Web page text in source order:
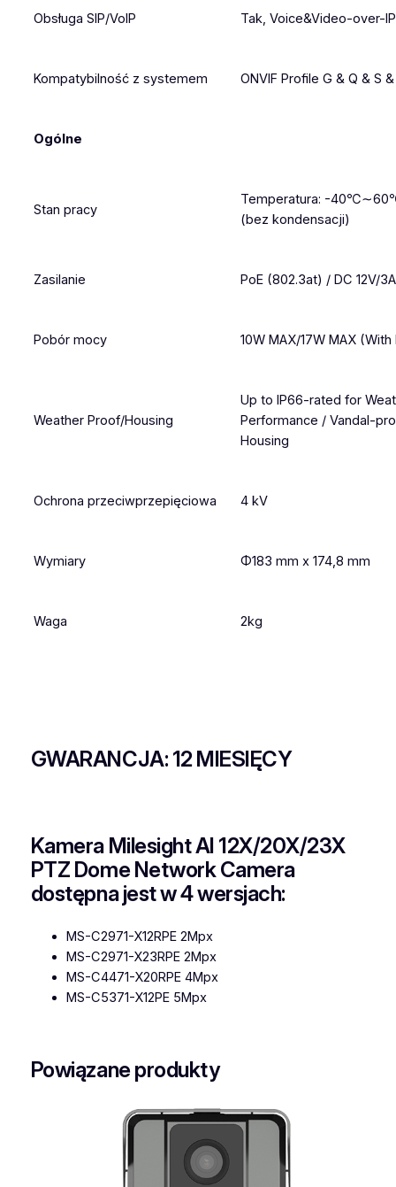
Obsługa SIP/VoIP Tak, Voice&Video-over-IP
Kompatybilność z systemem ONVIF Profile G & Q & S
Ogólne
Stan pracy
Temperatura: -
(bez kondensacji)
Zasilanie PoE (802.3at) / DC 12V/
Pobór mocy 10W MAX/17W MAX (With
Weather Proof/Housing
Up to IP66-rated for
Performance / Vandal-
Housing
Ochrona przeciwprzepięciowa 4 kV
Wymiary Φ183 mm x 174,8 mm
Waga 2kg
GWARANCJA: 12 MIESIĘCY
Kamera Milesight AI 12X/20X/23X
PTZ Dome Network Camera
dostępna jest w 4 wersjach:
MS-C2971-X12RPE 2Mpx
MS-C2971-X23RPE 2Mpx
MS-C4471-X20RPE 4Mpx
MS-C5371-X12PE 5Mpx
Powiązane produkty